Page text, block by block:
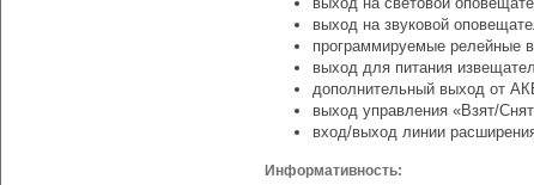
выход на звуковой
программируемые релейные
выход для питания
дополнительный выход от
выход управления «Взят/
вход/выход линии
Информативность: